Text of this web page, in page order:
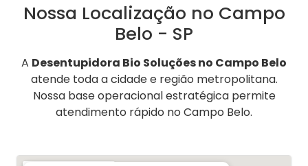
Nossa Localização no Campo
Belo - SP
A Desentupidora Bio Soluções no Campo Belo
atende toda a cidade e região metropolitana.
Nossa base operacional estratégica permite
atendimento rápido no Campo Belo.